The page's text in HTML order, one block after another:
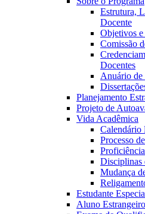
Estrutura,
Docente
Objetivos
Comissão
Docentes
Anuário de
Planejamento
Projeto de
Vida Acadêmica
Calendário
Processo
Disciplinas
Mudança
Estudante
Aluno Estrangeiro